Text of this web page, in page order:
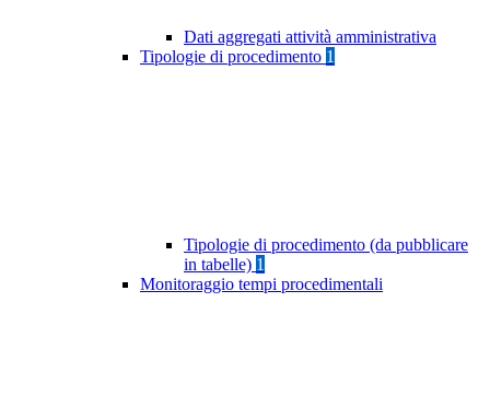
Dati aggregati attività amministrativa
Tipologie di procedimento 1
Tipologie di procedimento (da pubblicare
in tabelle) 1
Monitoraggio tempi procedimentali